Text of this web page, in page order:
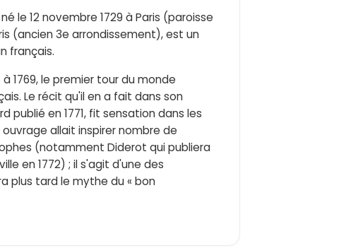
le 12 novembre 1729 à Paris (paroisse
(ancien 3e arrondissement), est un
français.
1769, le premier tour du monde
Le récit qu'il en a fait dans son
publié en 1771, fit sensation dans les
allait inspirer nombre de
(notamment Diderot qui publiera
en 1772) ; il s'agit d'une des
plus tard le mythe du « bon